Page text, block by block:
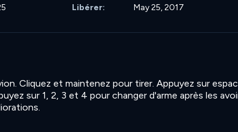
Libérer:
May 25, 2017
Cliquez et maintenez pour tirer. Appuyez sur
sur 1, 2, 3 et 4 pour changer d'arme après les